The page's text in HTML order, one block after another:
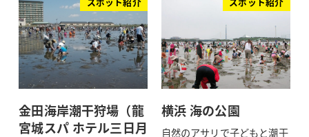
金田海岸潮干狩場（龍
宮城スパ ホテル三日月
横浜 海の公園
自然のアサリで子どもと潮干